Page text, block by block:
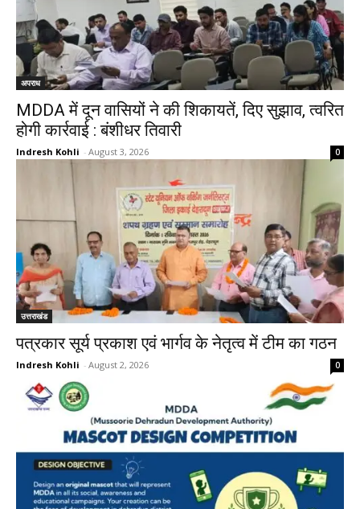
अपराध
MDDA में दून वासियों ने की शिकायतें, दिए सुझाव, त्वरित
होगी कार्रवाई : बंशीधर तिवारी
Indresh Kohli - August 3, 2026 0
उत्तराखंड
पत्रकार सूर्य प्रकाश एवं भार्गव के नेतृत्व में टीम का गठन
Indresh Kohli - August 2, 2026 0